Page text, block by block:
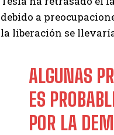
debido a
la liberación se
ALGUNAS
ES
POR LA